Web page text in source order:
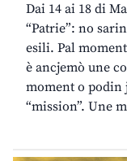
Dai 14 ai 18 di
“Patrie”: no
esili. Pal
è ancjemò une
moment o podin
“mission”. Une